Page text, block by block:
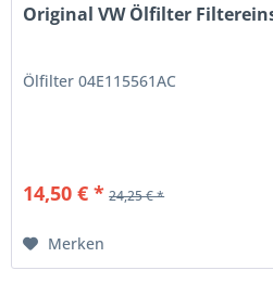
Original VW Ölfilter
Ölfilter 04E115561AC
14,50 € * 24,25 € *
Merken